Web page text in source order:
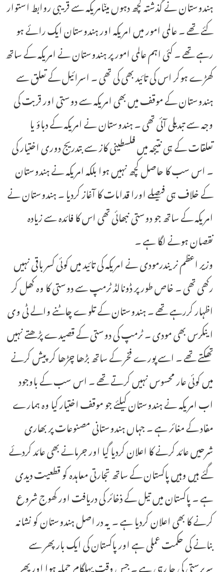
ہندوستان نے گذشتہ کچھ دہوں میںامریکہ سے قریبی روابط استوار
کئے تھے ۔ عالمی امور میں امریکہ اور ہندوستان ایک رائے ہو
رہے تھے ۔ کئی اہم عالمی امور پر ہندوستان نے امریکہ کے ساتھ
کھڑے ہوکر اس کی تائید بھی کی تھی ۔ اسرائیل کے تعلق سے
ہندوستان کے موقف میں بھی امریکہ سے دوستی اور قربت کی
وجہ سے تبدیلی آئی تھی ۔ ہندوستان نے امریکہ کے دباؤ یا
تعلقات کے ہی نتیجہ میں فلسطینی کاز سے بتدریج دوری اختیار کی
۔ اس سب کا حاصل کچھ نہیں ہوا بلکہ امریکہ نے ہندوستان
کے خلاف ہی فیصلے اورا قدامات کا آغاز کردیا ۔ ہندوستان نے
امریکہ کے ساتھ جو دوستی نبھائی تھی اس کا فائدہ سے زیادہ
نقصان ہونے لگا ہے ۔
وزیر اعظم نریندرمودی نے امریکہ کی تائید میں کوئی کسر باقی نہیں
رکھی تھی ۔ خاص طور پر ڈونالڈ ٹرمپ سے دوستی کا وہ کھل کر
اظہار کررہے تھے ۔ ہندوستان کے تلوے چاٹنے والے ٹی وی
اینکرس بھی مودی ۔ ٹرمپ کی دوستی کے قصیدے پڑھتے نہیں
تھکتے تھے ۔ اسے پورے فخر کے ساتھ بڑھا چڑھا کر پیش کرنے
میں کوئی عار محسوس نہیں کرتے تھے ۔ اس سب کے باوجود
اب امریکہ نے ہندوستان کیلئے جو موقف اختیار کیا وہ ہمارے
مفاد کے مغائر ہے ۔ جہاں ہندوستانی مصنوعات پر بھاری
شرحیں عائد کرنے کا اعلان کردیا گیا اور جرمانے بھی عائد کردئے
گئے ہیں وہیں پاکستان کے ساتھ تجارتی معاہدہ کو قطعیت دیدی
ہے ۔ پاکستان میں تیل کے ذخائر کی دریافت اور کھوج شروع
کرنے کا بھی اعلان کردیا ہے ۔ یہ در اصل ہندوستان کو نشانہ
بنانے کی حکمت عملی ہے اور پاکستان کی ایک بار پھر سے
سرپرستی کی جا رہی ہے ۔ جس وقت پہلگام حملہ ہوا اور پھر